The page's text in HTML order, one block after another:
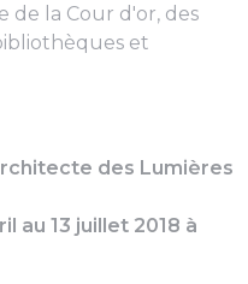
de la Cour d'or, des
et
des Lumières
au 13 juillet 2018 à